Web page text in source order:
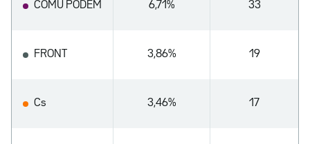
COMÚ PODEM 6,71% 33
FRONT 3,86% 19
Cs 3,46% 17